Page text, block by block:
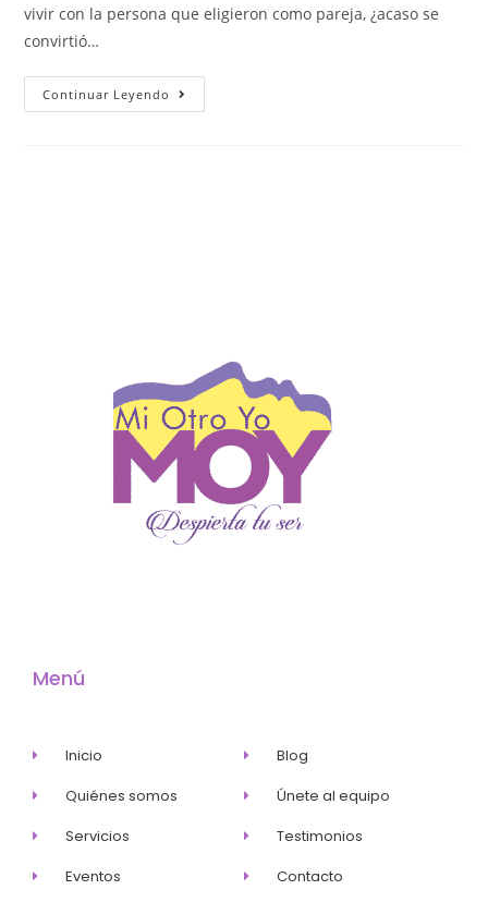
vivir con la persona que eligieron como pareja, ¿acaso se
convirtió…
Continuar Leyendo
Menú
Inicio
Quiénes somos
Servicios
Eventos
Blog
Únete al equipo
Testimonios
Contacto